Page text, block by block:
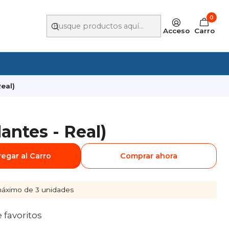
Acceso
0
Carro
- Real)
al Carro Comprar ahora
de 3 unidades
favoritos